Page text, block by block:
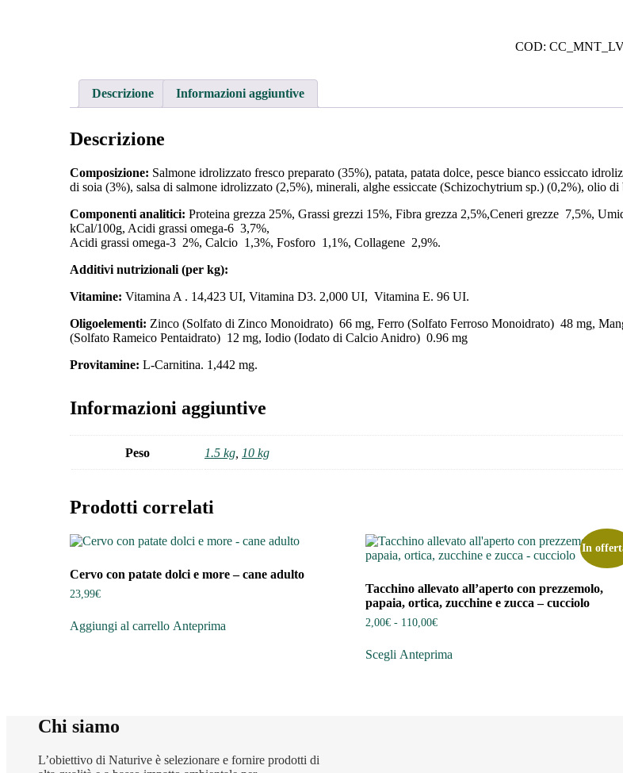
del
manto
COD:
Descrizione Informazioni aggiuntive
Descrizione
Composizione: Salmone idrolizzato fresco preparato (35%), patata, patata dolce, pesce bianco essiccato
di soia (3%), salsa di salmone idrolizzato (2,5%), minerali, alghe essiccate (Schizochytrium sp.) (0,2%), olio
Componenti analitici: Proteina grezza 25%, Grassi grezzi 15%, Fibra grezza 2,5%,Ceneri grezze 7,5%,
kCal/100g, Acidi grassi omega-6 3,7%,
Acidi grassi omega-3 2%, Calcio 1,3%, Fosforo 1,1%, Collagene 2,9%.
Additivi nutrizionali (per kg):
Vitamine: Vitamina A . 14,423 UI, Vitamina D3. 2,000 UI, Vitamina E. 96 UI.
Oligoelementi: Zinco (Solfato di Zinco Monoidrato) 66 mg, Ferro (Solfato Ferroso Monoidrato) 48 mg,
(Solfato Rameico Pentaidrato) 12 mg, Iodio (Iodato di Calcio Anidro) 0.96 mg
Provitamine: L-Carnitina. 1,442 mg.
Informazioni aggiuntive
Peso 1.5 kg 10 kg
Prodotti correlati
Cervo con patate dolci e more – cane adulto
23,99€
Aggiungi al carrello Anteprima
In
Tacchino allevato all’aperto con prezzemolo,
papaia, ortica, zucchine e zucca – cucciolo
2,00€ - 110,00€Fascia
da
Scegli prodotto
Anteprima
Chi siamo
L’obiettivo di Naturive è selezionare e fornire prodotti di